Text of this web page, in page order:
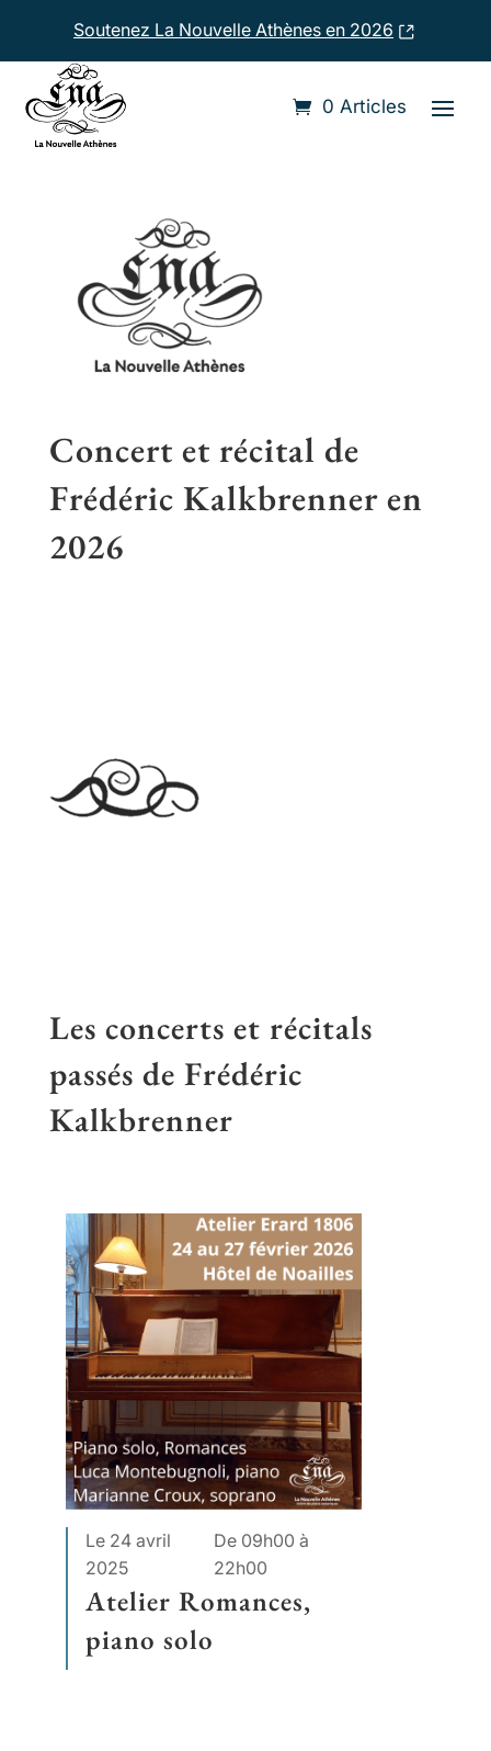
Soutenez La Nouvelle Athènes en 2026
0 Articles
Accueil
Concert et récital de
Frédéric Kalkbrenner en
2026
Les concerts et récitals
passés de Frédéric
Kalkbrenner
Le 24 avril
2025
De 09h00 à
22h00
Atelier Romances,
piano solo